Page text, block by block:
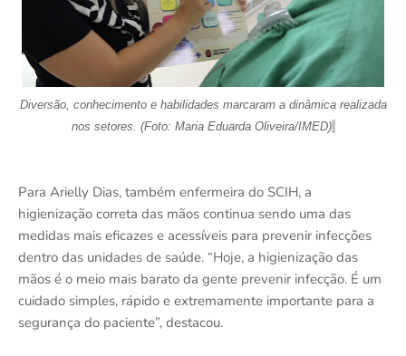
Diversão, conhecimento e habilidades marcaram a dinâmica realizada
nos setores. (Foto: Maria Eduarda Oliveira/IMED)
Para Arielly Dias, também enfermeira do SCIH, a
higienização correta das mãos continua sendo uma das
medidas mais eficazes e acessíveis para prevenir infecções
dentro das unidades de saúde. “Hoje, a higienização das
mãos é o meio mais barato da gente prevenir infecção. É um
cuidado simples, rápido e extremamente importante para a
segurança do paciente”, destacou.